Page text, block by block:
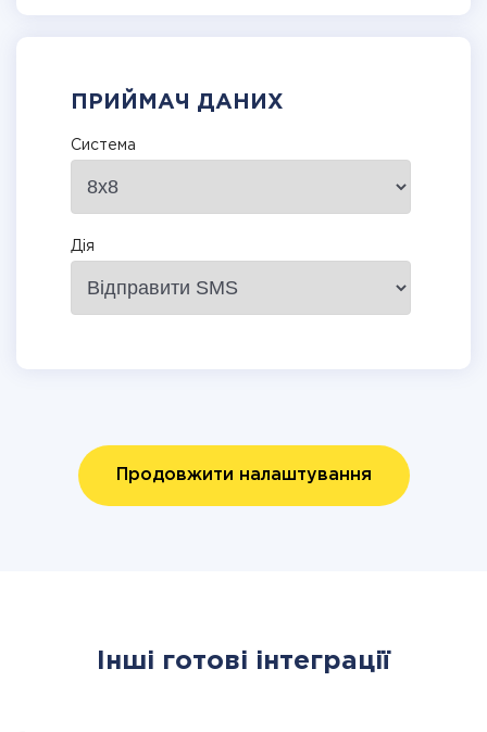
ПРИЙМАЧ ДАНИХ
Система
Дія
Продовжити налаштування
Інші готові інтеграції